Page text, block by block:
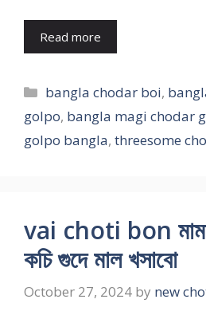
Read more
Categories
bangla chodar boi,
golpo, bangla magi chodar
golpo bangla, threesome
vai choti bon
কচি গুদে মাল খসাবো
October 27, 2024 by new